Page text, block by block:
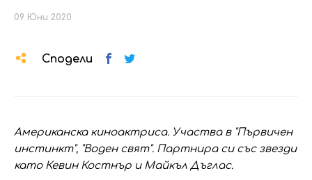
09 Юни 2020
Сподели
Американска киноактриса. Участва в "Първичен
инстинкт", "Воден свят". Партнира си със звезди
като Кевин Костнър и Майкъл Дъглас.